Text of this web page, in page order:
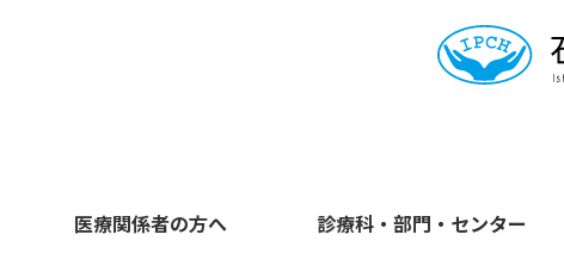
医療関係者の方へ 診療科・部門・センター